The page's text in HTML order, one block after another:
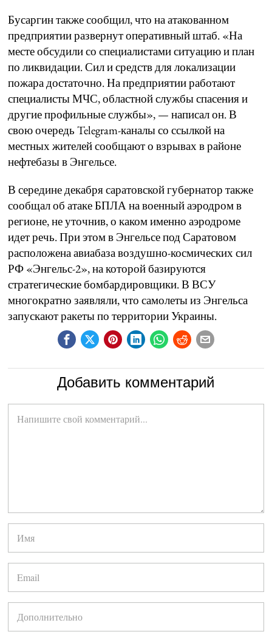
Бусаргин также сообщил, что на атакованном
предприятии развернут оперативный штаб. «На
месте обсудили со специалистами ситуацию и план
по ликвидации. Сил и средств для локализации
пожара достаточно. На предприятии работают
специалисты МЧС, областной службы спасения и
другие профильные службы», — написал он. В
свою очередь Telegram-каналы со ссылкой на
местных жителей сообщают о взрывах в районе
нефтебазы в Энгельсе.
В середине декабря саратовской губернатор также
сообщал об атаке БПЛА на военный аэродром в
регионе, не уточнив, о каком именно аэродроме
идет речь. При этом в Энгельсе под Саратовом
расположена авиабаза воздушно-космических сил
РФ «Энгельс-2», на которой базируются
стратегические бомбардировщики. В ВСУ
многократно заявляли, что самолеты из Энгельса
запускают ракеты по территории Украины.
Добавить комментарий